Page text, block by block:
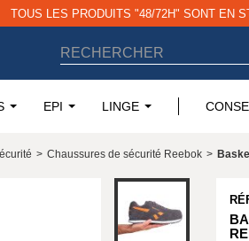
TOUS LES PRODUITS "48/72H" SONT EN
EPI LINGE
> Chaussures de sécurité Reebok >